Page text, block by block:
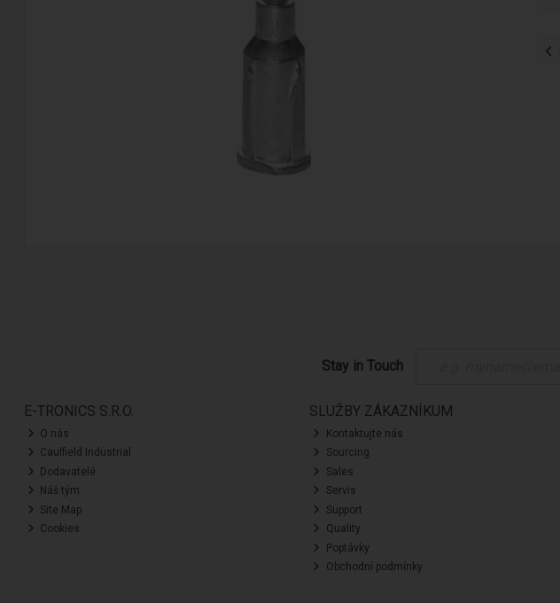
Stay in Touch
E-TRONICS S.R.O.
O nás
Caulfield Industrial
Dodavatelé
Náš tým
Site Map
Cookies
SLUŽBY ZÁKAZNÍKUM
Kontaktujte nás
Sourcing
Sales
Servis
Support
Quality
Poptávky
Obchodní podmínky